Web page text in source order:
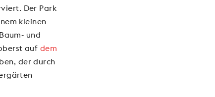
Der Park
kleinen
und
auf dem
der durch